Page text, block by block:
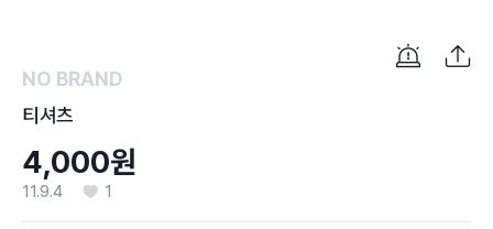
NO BRAND
티셔츠
4,000원
11.9.4 1